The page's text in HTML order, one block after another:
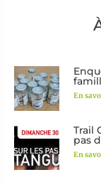
En
Trail
pas
En